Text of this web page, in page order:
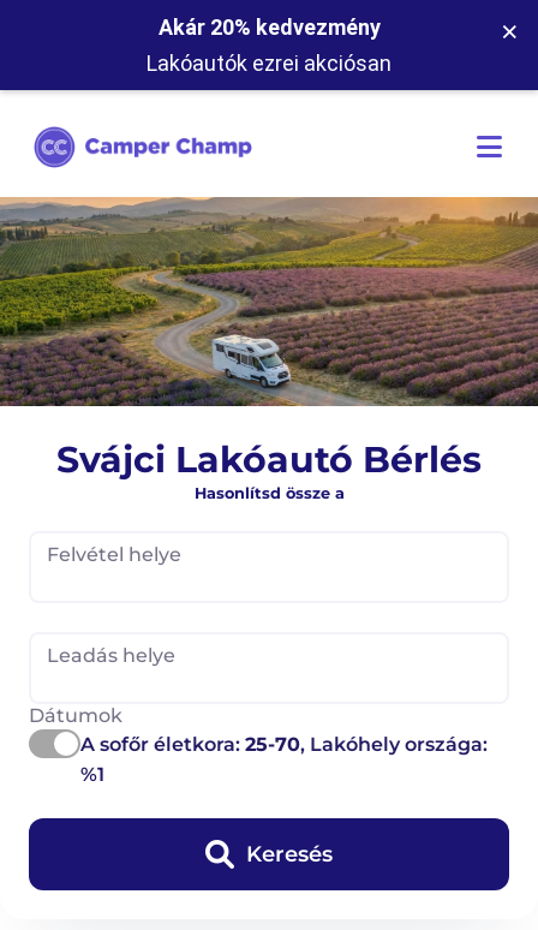
Akár 20% kedvezmény
Lakóautók ezrei akciósan
×
Svájci Lakóautó Bérlés
Hasonlítsd össze a
Felvétel helye
Leadás helye
Dátumok
A sofőr életkora:25-70, Lakóhely országa:
%1
Keresés